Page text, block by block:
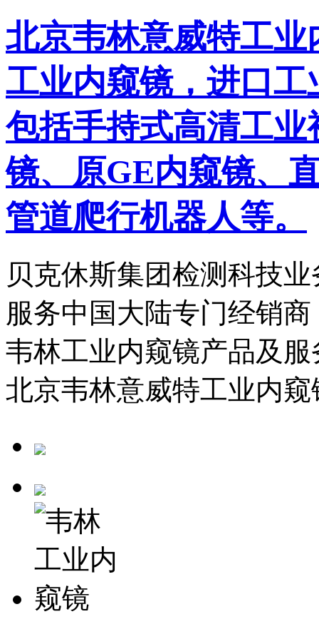
北京韦林意威特工
工业内窥镜，进口
包括手持式高清工
镜、原GE内窥镜、
管道爬行机器人等。
贝克休斯集团检测科技
服务中国大陆专门经销商
韦林工业内窥镜产品及
北京韦林意威特工业内